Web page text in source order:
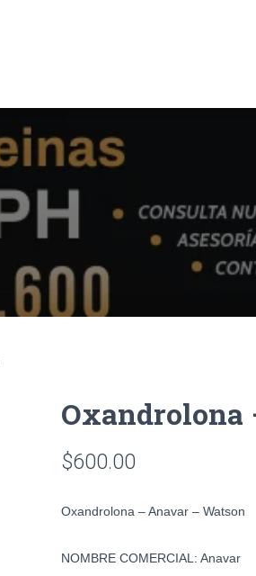
Oxandrolona
$600.00
Oxandrolona – Anavar – Watson
NOMBRE COMERCIAL : Anavar